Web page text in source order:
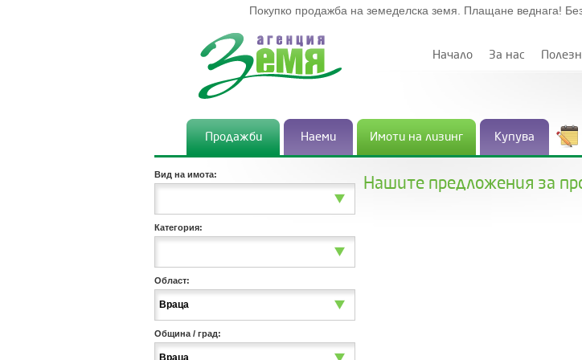
Покупко продажба на земеделска земя. Плащане веднага!
Начало За нас
Продажби Наеми Имоти на лизинг Купува
Вид на имота:
Категория:
Област:
Враца
Община / град:
Враца
Нашите предложения за